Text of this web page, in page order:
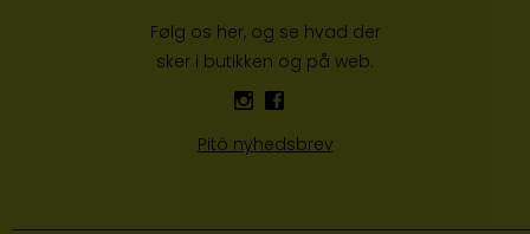
Følg os her, og se hvad der
sker i butikken og på web:
Pitó nyhedsbrev